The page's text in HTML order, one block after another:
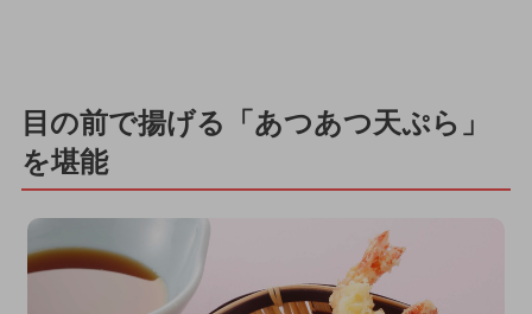
目の前で揚げる「あつあつ天ぷら」
を堪能